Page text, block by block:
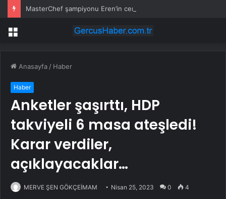
Menü
Anasayfa / Haber
Haber
Anketler şaşırttı, HDP
takviyeli 6 masa ateşledi!
Karar verdiler,
açıklayacaklar…
MERVE ŞEN GÖKÇEİMAM Nisan 25, 2023 0 4